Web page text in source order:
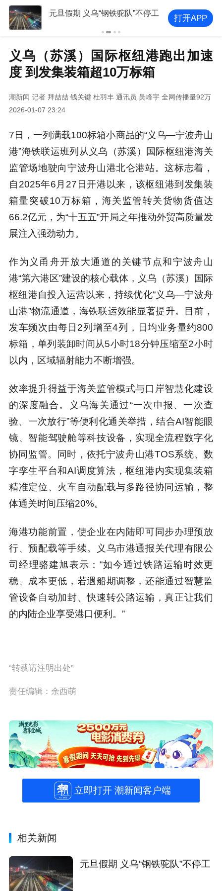
元旦假期 义乌“钢铁驼队”不停工
打开APP
义乌（苏溪）国际枢纽港跑出加速
度 到发集装箱超10万标箱
潮新闻 记者 拜喆喆 钱关键 杜羽丰 通讯员 吴峰宇 全网传播量92万
2026-01-07 23:24
7日，一列满载100标箱小商品的“义乌—宁波舟山
港”海铁联运班列从义乌（苏溪）国际枢纽港海关
监管场地驶向宁波舟山港北仑港站。这标志着，
自2025年6月27日开港以来，该枢纽港到发集装
箱量突破10万标箱，海关监管转关货物货值达
66.2亿元，为“十五五”开局之年推动外贸高质量发
展注入强劲动力。
作为义甬舟开放大通道的关键节点和宁波舟山
港“第六港区”建设的核心载体，义乌（苏溪）国际
枢纽港自投入运营以来，持续优化“义乌—宁波舟
山港”物流通道，海铁联运效能显著提升。目前，
发车频次由每日2列增至4列，日均业务量约800
标箱，单列装卸时间从5小时18分钟压缩至2小时
以内，区域辐射能力不断增强。
效率提升得益于海关监管模式与口岸智慧化建设
的深度融合。义乌海关通过“一次申报、一次查
验、一次放行”等便利化通关举措，结合AI智能眼
镜、智能驾驶舱等科技设备，实现全流程数字化
协同监管。同时，依托宁波舟山港TOS系统、数
字孪生平台和AI调度算法，枢纽港内实现集装箱
精准定位、火车自动配载与多路径协同运输，整
体通关时间压缩20%。
海港功能前置，使企业在内陆即可同步办理预放
行、预配载等手续。义乌市港通报关代理有限公
司经理骆建旭表示：“如今通过铁路运输时效更
稳、成本更低，若遇船期调整，还能通过智慧监
管设备自动加封、快速转公路运输，真正让我们
的内陆企业享受港口便利。”
“转载请注明出处”
责任编辑：余西萌
立即打开 潮新闻客户端
相关新闻
元旦假期 义乌“钢铁驼队”不停工